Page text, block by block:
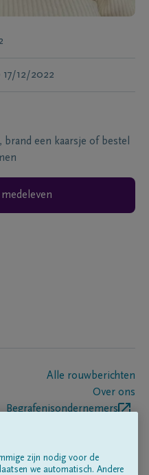
17/12/2022
een kaarsje of bestel
Alle rouwberichten
Over ons
Begrafenisondernemers
zijn nodig voor de
we automatisch. Andere